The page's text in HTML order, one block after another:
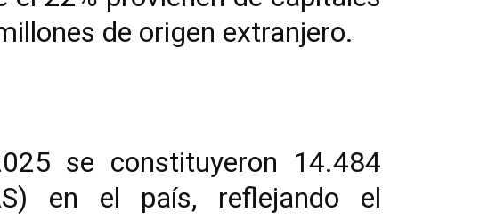
de origen extranjero.
se constituyeron 14.484
en el país, reflejando el